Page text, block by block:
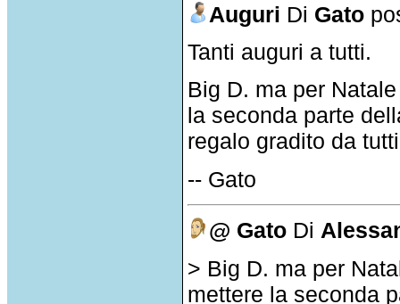
Auguri Di Gato
Tanti auguri a tutti.
Big D. ma per
la seconda parte
regalo gradito da
-- Gato
@ Gato Di
> Big D. ma per
mettere la seconda